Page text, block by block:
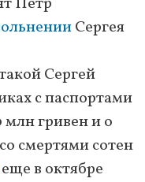
Сергея
Сергей
с паспортами
гривен и о
смертями сотен
еще в октябре